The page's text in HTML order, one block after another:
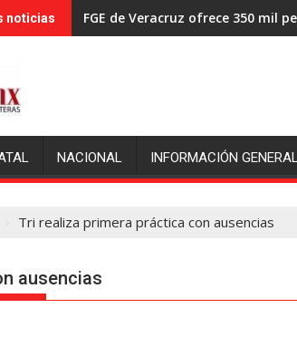
noticias FGE de Veracruz ofrece 350 mil
NACIONAL INFORMACIÓN
Tri realiza primera práctica con ausencias
ausencias